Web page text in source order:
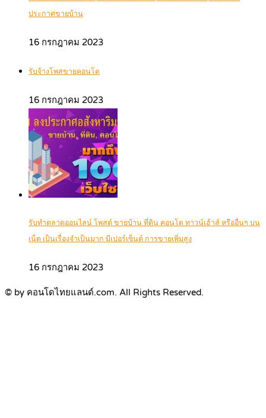
ประกาศขายบ้าน
16 กรกฎาคม 2023
รับจ้างโพสขายคอนโด
16 กรกฎาคม 2023
รับทำตลาดออนไลน์ โพสต์ ขายบ้าน ที่ดิน คอนโด ทาวน์เฮ้าส์ หรืออื่นๆ บน
เน็ต เป็นเรื่องจำเป็นมาก มีเปอร์เซ็นต์ การขายเพิ่มสูง
16 กรกฎาคม 2023
© by คอนโดไทยแลนด์.com. All Rights Reserved.